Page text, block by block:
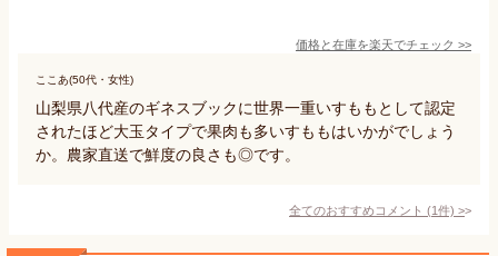
価格と在庫を楽天でチェック >>
ここあ(50代・女性)
山梨県八代産のギネスブックに世界一重いすももとして認定
されたほど大玉タイプで果肉も多いすももはいかがでしょう
か。農家直送で鮮度の良さも◎です。
全てのおすすめコメント (1件) >